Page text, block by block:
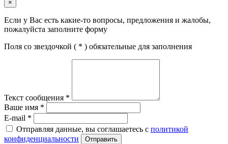
×
Если у Вас есть какие-то вопросы, предложения и жалобы,
пожалуйста заполните форму
Поля со звездочкой ( * ) обязательные для заполнения
Текст сообщения *
Ваше имя *
E-mail *
Отправляя данные, вы соглашаетесь с политикой
конфиденциальности
Отправить